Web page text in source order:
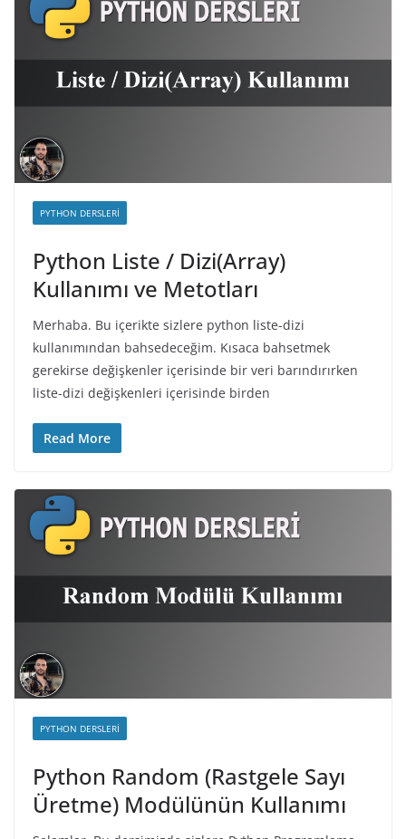
PYTHON DERSLERI
Python Liste / Dizi(Array)
Kullanımı ve Metotları
Merhaba. Bu içerikte sizlere python liste-dizi
kullanımından bahsedeceğim. Kısaca bahsetmek
gerekirse değişkenler içerisinde bir veri barındırırken
liste-dizi değişkenleri içerisinde birden
Read More
PYTHON DERSLERI
Python Random (Rastgele Sayı
Üretme) Modülünün Kullanımı